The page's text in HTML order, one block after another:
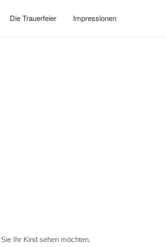
Die Trauerfeier Impressionen
Ihr Kind sehen möchten.